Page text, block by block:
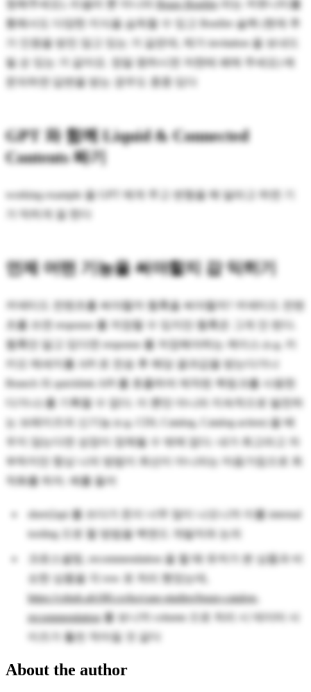
청해주세요). 리셀러 뿐 아니라 Braze Bonfire 라는 커뮤니티를
통해서도 다양한 지식을 습득할 수 있고 Bonfire 슬랙 (현재 추
가 인원을 받진 않고 있는 거 같은데, 제가 invitation 을 보내드
릴 순 있는 거 같아요. 정말 원하시면 저한테 페메 주세요) 에
문의하면 답변을 받는 경우도 종종 있다
GPT 와 함께 Liquid & Connected
Contents 짜기
working example 을 GPT 에게 주고 변형을 해 달라고 하면 기
가 막히게 잘 한다
언제 어떤 기능을 써야할지 감 익히기
커넥티드 컨텐츠를 써야할까 웹훅을 써야할까? 커넥티드 컨텐
츠를 쓰면 response 를 저장할 수 있지만 웹훅은 그게 안 된다.
웹훅만 알고 있다면 response 를 저장해야하는 케이스 (e.g. 카
카오 메세지를 API 로 전송 후 해당 결과값을 받는다거나
Branch 의 quicklink API 를 호출하여 제작된 퀵링크를 사용한
다거나) 를 기획할 수 없다. 이 뿐만 아니라 지속적으로 발전하
는 브레이즈의 신기능 (e.g. CDI, Catalog, Catalog action) 을 배
우지 않는다면 성장이 정체될 수 밖에 없다. 내가 최고라고 자
부하지만 항상 나의 방법이 최선이 아니라는 마음가짐으로 최
적화를 하자. 예를 들어
sheet2api 를 쓰다가 돈이 너무 많이 나오니까 이를 internal
tooling 으로 할 방법을 백엔드 개발자와 논의
크로스셀링, recommendation 을 할 때 유저가 본 상품과 비
슷한 상품을 각 row 로 처리 했었는데,
https://cshub.ab180.co/ko/case-studies/braze-catalog-
recommendation를 보니까 column 으로 처리 시 데이터 사
이즈가 훨씬 작아질 것 같다
About the author